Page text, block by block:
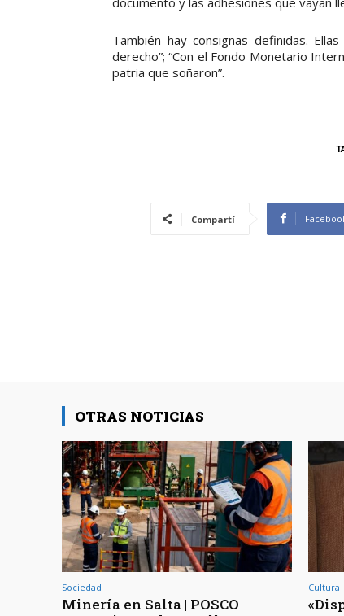
También hay consignas definidas.
derecho”; “Con el Fondo Monetario
patria que soñaron”.
Compartí
OTRAS NOTICIAS
Sociedad
Minería en Salta | POSCO
Cultura